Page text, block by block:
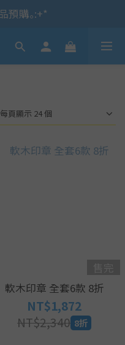
千折百~RUN~:+*
預購｡:+*
告｡:+*
千折百~RUN~:+*
每頁顯示 24 個
軟木印章 全套6款 8折
NT$1,872
NT$2,340 8折